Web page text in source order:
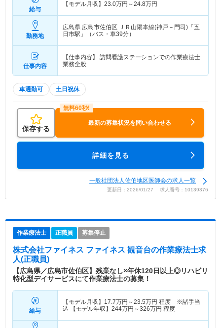
給与
【モデル月収】 23.0万円～24.8万円
勤務地
広島県 広島市佐伯区 ＪＲ山陽本線(神戸－門司)「五
日市駅」（バス・車39分）
仕事内容
【仕事内容】 訪問看護ステーションでの作業療法士
業務全般
車通勤可 土日祝休
保存する
最新の募集状況を問い合わせる
詳細を見る
一般社団法人佐伯地区医師会の求人一覧
更新日：2026/01/27 求人番号：10139376
作業療法士 正職員 募集停止
株式会社ファイネス ファイネス 観音台の作業療法士求
人(正職員)
【広島県／広島市佐伯区】残業なし×年休120日以上◎リハビリ
特化型デイサービスにて作業療法士の募集！
給与
【モデル月収】 17.7万円～23.5万円 程度 ※諸手当
込 【モデル年収】 244万円～326万円 程度